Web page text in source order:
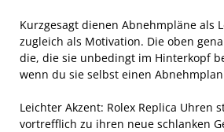
Kurzgesagt dienen Abnehmpläne als
zugleich als Motivation. Die oben
die, die sie unbedingt im Hinterkopf
wenn du sie selbst einen
Leichter Akzent: Rolex Replica Uhren
vortrefflich zu ihren neue schlanken